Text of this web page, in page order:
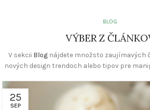
BLOG
VÝBER Z
V sekcii Blog nájdete množsto zaujímavých
nových design trendoch alebo tipov pre
25
SEP